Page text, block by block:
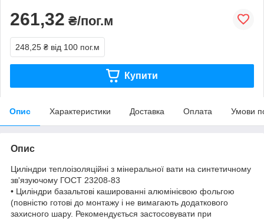
261,32 ₴/пог.м
248,25 ₴ від 100 пог.м
Купити
Опис Характеристики Доставка Оплата Умови
Опис
Циліндри теплоізоляційні з мінеральної вати на синтетичному
зв'язуючому ГОСТ 23208-83
• Циліндри базальтові кашированні алюмінієвою фольгою
(повністю готові до монтажу і не вимагають додаткового
захисного шару. Рекомендується застосовувати при